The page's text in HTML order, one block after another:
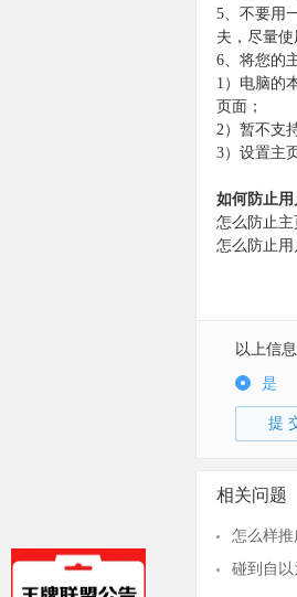
5、不要用
夫，尽量使
6、 将您的
1）电脑的
页面；
2）暂不支
3）设置主
如何防止用
怎么防
怎么防
以上信
是
提
相关问题
怎么样推
碰到自以